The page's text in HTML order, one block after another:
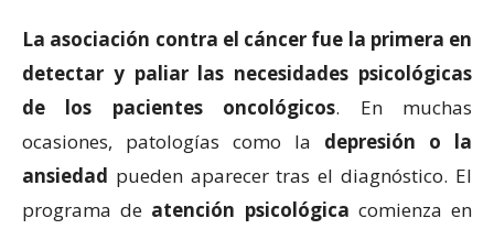
La asociación contra el cáncer fue la primera en
detectar y paliar las necesidades psicológicas
de los pacientes oncológicos. En muchas
ocasiones, patologías como la depresión o la
ansiedad pueden aparecer tras el diagnóstico. El
programa de atención psicológica comienza en